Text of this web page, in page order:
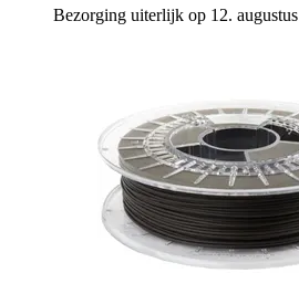
Bezorging uiterlijk op 12. augustus